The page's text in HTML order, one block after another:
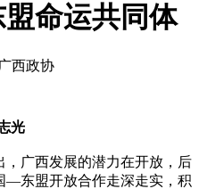
命运共同体
西政协
光
广西发展的潜力在开放，后
—东盟开放合作走深走实，积